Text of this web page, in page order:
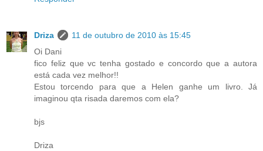
Driza
11 de outubro de 2010 às 15:45
Oi Dani
fico feliz que vc tenha gostado e concordo que a autora
está cada vez melhor!!
Estou torcendo para que a Helen ganhe um livro. Já
imaginou qta risada daremos com ela?
bjs
Driza